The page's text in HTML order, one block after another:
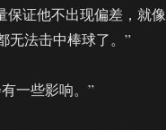
保证他不出现偏差，就像
无法击中棒球了。”
一些影响。”